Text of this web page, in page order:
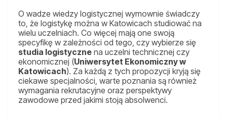
O wadze wiedzy logistycznej wymownie świadczy
to, że logistykę można w Katowicach studiować na
wielu uczelniach. Co więcej mają one swoją
specyfikę w zależności od tego, czy wybierze się
studia logistyczne na uczelni technicznej czy
ekonomicznej (Uniwersytet Ekonomiczny w
Katowicach). Za każdą z tych propozycji kryją się
ciekawe specjalności, warte poznania są również
wymagania rekrutacyjne oraz perspektywy
zawodowe przed jakimi stoją absolwenci.